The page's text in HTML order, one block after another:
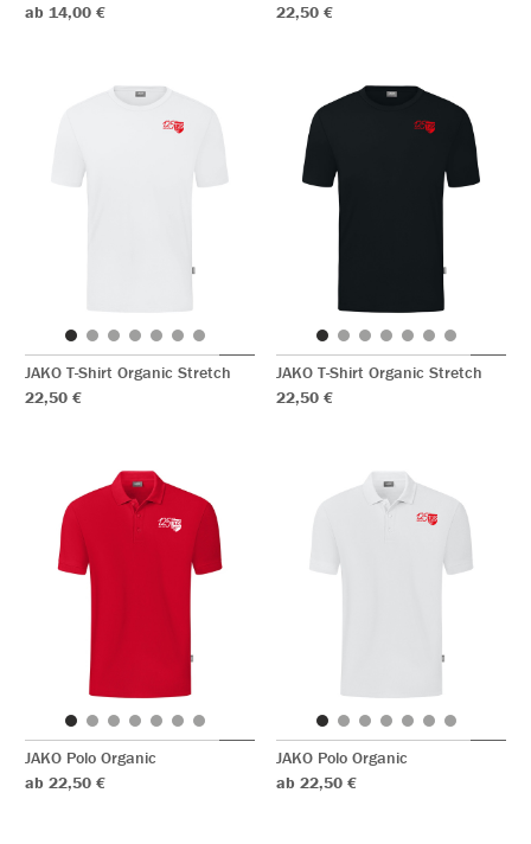
ab 14,00 €
22,50 €
JAKO T-Shirt Organic Stretch
22,50 €
JAKO T-Shirt Organic Stretch
22,50 €
JAKO Polo Organic
ab 22,50 €
JAKO Polo Organic
ab 22,50 €